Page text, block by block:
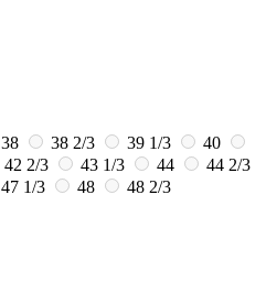
38 38 2/3 39 1/3
40
42 2/3 43 1/3 44
44 2/3
47 1/3 48
48 2/3